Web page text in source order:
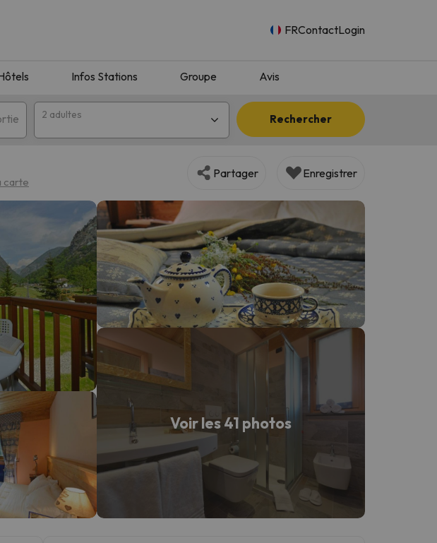
FRContactLogin
Infos Stations Groupe Avis
2 adultes Rechercher
modifier la destination.
carte
Partager Enregistrer
Voir les 41 photos